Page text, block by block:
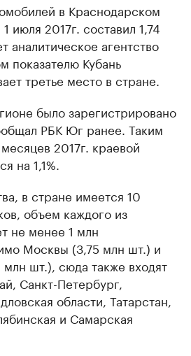
в Краснодарском
июля 2017г. составил 1,74
аналитическое агентство
показателю Кубань
третье место в стране.
было зарегистрировано
РБК Юг ранее. Таким
2017г. краевой
на 1,1%.
в стране имеется 10
объем каждого из
не менее 1 млн
Москвы (3,75 млн шт.) и
шт.), сюда также входят
Санкт-Петербург,
области, Татарстан,
и Самарская